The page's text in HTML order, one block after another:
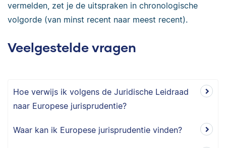
vermelden, zet je de uitspraken in chronologische
volgorde (van minst recent naar meest recent).
Veelgestelde vragen
Hoe verwijs ik volgens de Juridische Leidraad
naar Europese jurisprudentie?
Waar kan ik Europese jurisprudentie vinden?